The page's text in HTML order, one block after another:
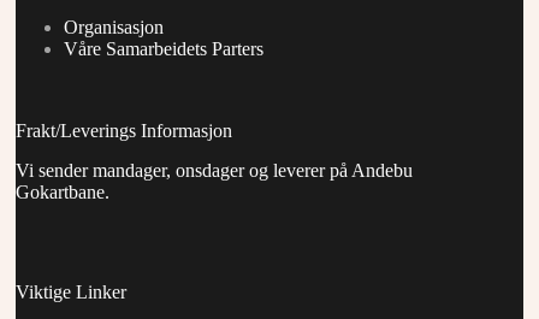
Organisasjon
Våre Samarbeidets Parters
Frakt/Leverings Informasjon
Vi sender mandager, onsdager og leverer på Andebu
Gokartbane.
Viktige Linker